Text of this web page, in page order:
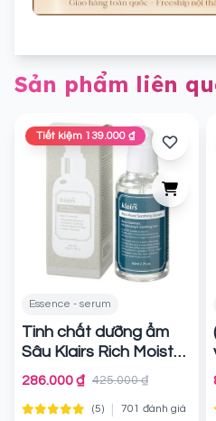
Sản phẩm liên
Tiết kiệm 139.000 ₫
Essence - serum
Tinh chất dưỡng ẩm
Sâu Klairs Rich Moist
Soothing Serum
286.000 ₫ 425.000 ₫
(5) 701 đánh giá